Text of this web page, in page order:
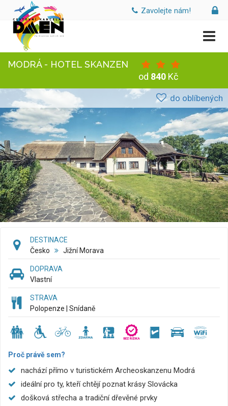
Zavolejte nám!
MODRÁ - HOTEL SKANZEN
od 840 Kč
do oblíbených
DESTINACE
Česko
Jižní Morava
DOPRAVA
Vlastní
STRAVA
Polopenze | Snídaně
Proč právě sem?
nachází přímo v turistickém Archeoskanzenu Modrá
ideální pro ty, kteří chtějí poznat krásy Slovácka
došková střecha a tradiční dřevěné prvky